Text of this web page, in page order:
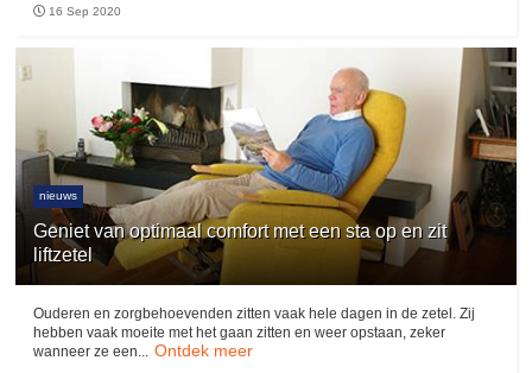
16 Sep 2020
nieuws
Geniet van optimaal comfort met een sta op en zit
liftzetel
Ouderen en zorgbehoevenden zitten vaak hele dagen in de zetel. Zij
hebben vaak moeite met het gaan zitten en weer opstaan, zeker
wanneer ze een... Ontdek meer